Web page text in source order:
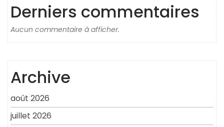
Derniers commentaires
Aucun commentaire à afficher.
Archive
août 2026
juillet 2026